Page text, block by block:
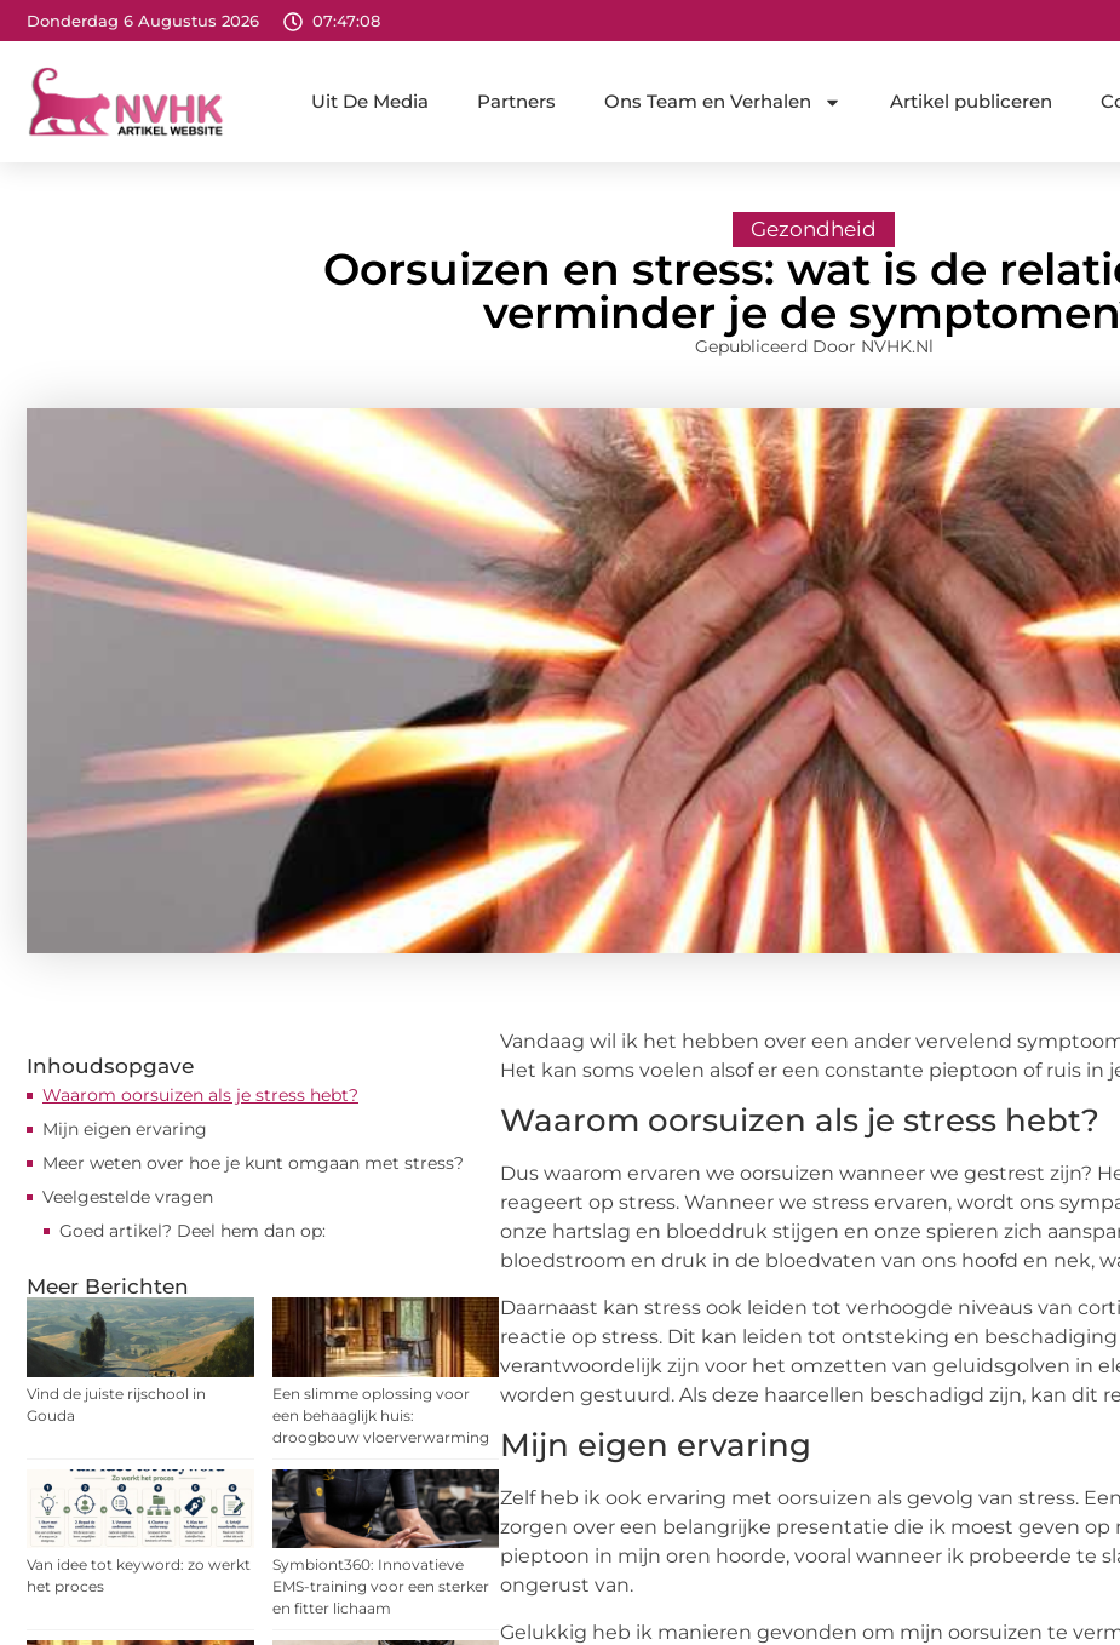
Donderdag 6 Augustus 2026 07:47:09
Uit De Media Partners Ons Team en Verhalen Artikel publiceren
Gezondheid
Oorsuizen en stress: wat is de
verminder je de
Gepubliceerd Door NVHK.nl
Inhoudsopgave
Waarom oorsuizen als je stress hebt?
Mijn eigen ervaring
Meer weten over hoe je kunt omgaan met stress?
Veelgestelde vragen
Goed artikel? Deel hem dan op:
Meer Berichten
Vind de juiste rijschool in
Gouda
Een slimme oplossing voor
een behaaglijk huis:
droogbouw vloerverwarming
Van idee tot keyword: zo werkt
het proces
Symbiont360: Innovatieve
EMS-training voor een sterker
en fitter lichaam
Vandaag wil ik het hebben over een ander vervelend
Het kan soms voelen alsof er een constante pieptoon of ruis in
Waarom oorsuizen als je stress hebt?
Dus waarom ervaren we oorsuizen wanneer we gestrest zijn?
reageert op stress. Wanneer we stress ervaren, wordt ons
onze hartslag en bloeddruk stijgen en onze spieren zich
bloedstroom en druk in de bloedvaten van ons hoofd en nek,
Daarnaast kan stress ook leiden tot verhoogde niveaus van
reactie op stress. Dit kan leiden tot ontsteking en
verantwoordelijk zijn voor het omzetten van geluidsgolven in
worden gestuurd. Als deze haarcellen beschadigd zijn, kan dit
Mijn eigen ervaring
Zelf heb ik ook ervaring met oorsuizen als gevolg van stress.
zorgen over een belangrijke presentatie die ik moest geven
pieptoon in mijn oren hoorde, vooral wanneer ik probeerde te
ongerust van.
Gelukkig heb ik manieren gevonden om mijn oorsuizen te